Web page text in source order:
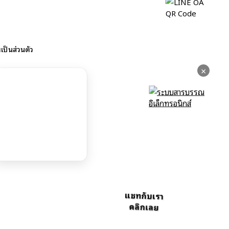
×
แชทกับเรา
คลิกเลย
ป็นส่วนตัว